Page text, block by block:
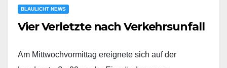
BLAULICHT NEWS
Vier Verletzte nach Verkehrsunfall
Am Mittwochvormittag ereignete sich auf der